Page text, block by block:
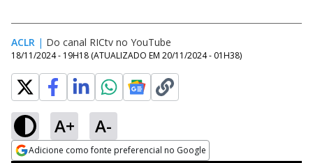
ACLR | Do canal RICtv no YouTube
18/11/2024 - 19H18 (ATUALIZADO EM 20/11/2024 - 01H38)
A+ A-
Adicione como fonte preferencial no Google